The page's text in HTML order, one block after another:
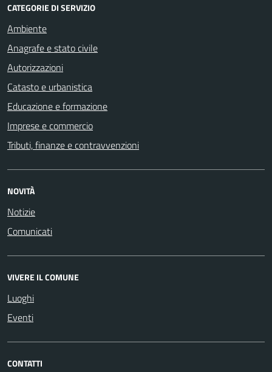
CATEGORIE DI SERVIZIO
Ambiente
Anagrafe e stato civile
Autorizzazioni
Catasto e urbanistica
Educazione e formazione
Imprese e commercio
Tributi, finanze e contravvenzioni
NOVITÀ
Notizie
Comunicati
VIVERE IL COMUNE
Luoghi
Eventi
CONTATTI